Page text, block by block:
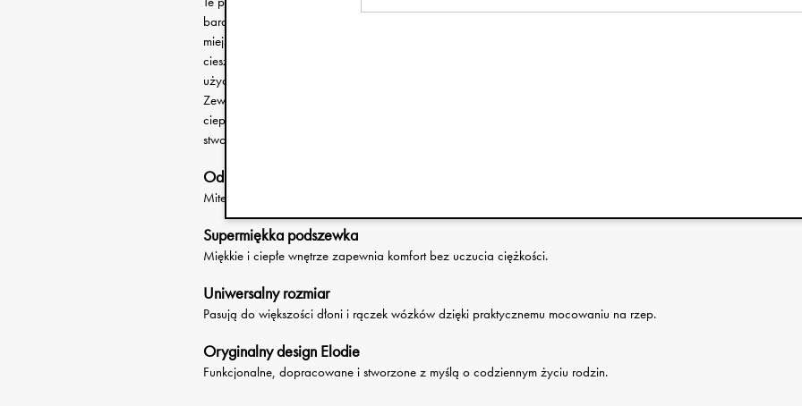
bardziej komfortowe. Łatwo mocuje się je do rączki wózka, gdzie pozostają zawsze na swoim
miejscu i są gotowe, gdy potrzebujesz wolnych rąk. Wystarczy wsunąć dłonie do środka, aby
cieszyć się ciepłem, i szybko je wyjąć, gdy trzeba zająć się dzieckiem, sięgnąć po coś z wózka lub
użyć telefonu.
Zewnętrzny materiał jest odporny na wiatr i lekki deszcz, a wnętrze wypełnia wyjątkowo miękka i
ciepła wyściółka. Uniwersalny rozmiar pasuje do większości dłoni i wózków — praktyczne, stylowe i
stworzone na codzienne spacery.
Odporne na wiatr i wodę
Mitenki do wózka chronią przed wiatrem i lekkim deszczem podczas spacerów.
Supermiękka podszewka
Miękkie i ciepłe wnętrze zapewnia komfort bez uczucia ciężkości.
Uniwersalny rozmiar
Pasują do większości dłoni i rączek wózków dzięki praktycznemu mocowaniu na rzep.
Oryginalny design Elodie
Funkcjonalne, dopracowane i stworzone z myślą o codziennym życiu rodzin.